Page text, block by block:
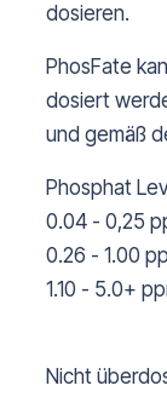
dosieren.
PhosFate
dosiert
und gemäß
Phosphat
0.04 - 0,25
0.26 - 1.00
1.10 - 5.0+
Nicht